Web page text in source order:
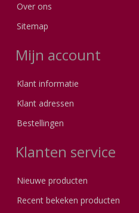
Over ons
Sitemap
Mijn account
Klant informatie
Klant adressen
Bestellingen
Klanten service
Nieuwe producten
Recent bekeken producten